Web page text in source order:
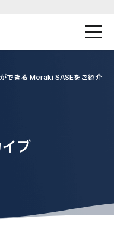
できる Meraki SASEをご紹介
ブ